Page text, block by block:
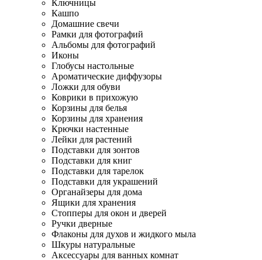
Ключницы
Кашпо
Домашние свечи
Рамки для фотографий
Альбомы для фотографий
Иконы
Глобусы настольные
Ароматические диффузоры
Ложки для обуви
Коврики в прихожую
Корзины для белья
Корзины для хранения
Крючки настенные
Лейки для растений
Подставки для зонтов
Подставки для книг
Подставки для тарелок
Подставки для украшений
Органайзеры для дома
Ящики для хранения
Стопперы для окон и дверей
Ручки дверные
Флаконы для духов и жидкого мыла
Шкуры натуральные
Аксессуары для ванных комнат